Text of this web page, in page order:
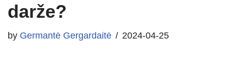
darže?
by Germantė Gergardaitė 2024-04-25